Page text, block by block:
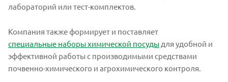
лабораторий или тест-комплектов.
Компания также формирует и поставляет
специальные наборы химической посуды для удобной и
эффективной работы с производимыми средствами
почвенно-химического и агрохимического контроля.